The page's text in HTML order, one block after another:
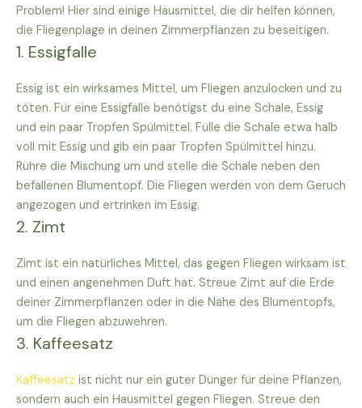
Problem! Hier sind einige Hausmittel, die dir helfen können,
die Fliegenplage in deinen Zimmerpflanzen zu beseitigen.
1. Essigfalle
Essig ist ein wirksames Mittel, um Fliegen anzulocken und zu
töten. Für eine Essigfalle benötigst du eine Schale, Essig
und ein paar Tropfen Spülmittel. Fülle die Schale etwa halb
voll mit Essig und gib ein paar Tropfen Spülmittel hinzu.
Rühre die Mischung um und stelle die Schale neben den
befallenen Blumentopf. Die Fliegen werden von dem Geruch
angezogen und ertrinken im Essig.
2. Zimt
Zimt ist ein natürliches Mittel, das gegen Fliegen wirksam ist
und einen angenehmen Duft hat. Streue Zimt auf die Erde
deiner Zimmerpflanzen oder in die Nähe des Blumentopfs,
um die Fliegen abzuwehren.
3. Kaffeesatz
Kaffeesatz ist nicht nur ein guter Dünger für deine Pflanzen,
sondern auch ein Hausmittel gegen Fliegen. Streue den